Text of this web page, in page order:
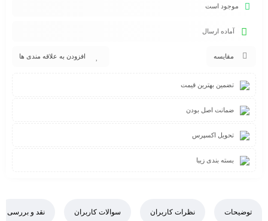
موجود است
آماده ارسال
مقایسه افزودن به علاقه مندی ها
تضمین بهترین قیمت
ضمانت اصل بودن
تحویل اکسپرس
بسته بندی زیبا
توضیحات نظرات کاربران سوالات کاربران نقد و بررسی